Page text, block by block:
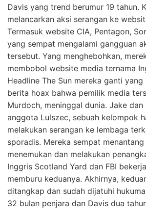
Davis yang trend berumur 19 tahun.
melancarkan aksi serangan ke
Termasuk website CIA, Pentagon,
yang sempat mengalami gangguan
tersebut. Yang menghebohkan,
membobol website media ternama
Headline The Sun mereka ganti
berita hoax bahwa pemilik media
Murdoch, meninggal dunia. Jake dan
anggota Lulszec, sebuah kelompok
melakukan serangan ke lembaga
sporadis. Mereka sempat
menemukan dan melakukan
Inggris Scotland Yard dan FBI
memburu keduanya. Akhirnya,
ditangkap dan sudah dijatuhi
32 bulan penjara dan Davis dua